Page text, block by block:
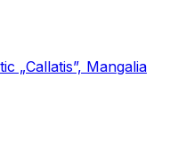
„Callatis”, Mangalia